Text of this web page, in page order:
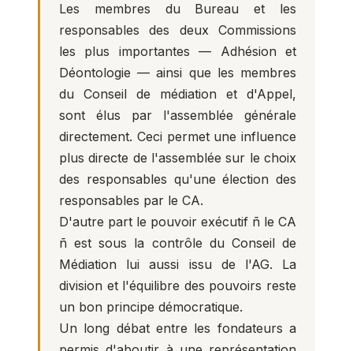
Les membres du Bureau et les
responsables des deux Commissions
les plus importantes — Adhésion et
Déontologie — ainsi que les membres
du Conseil de médiation et d'Appel,
sont élus par l'assemblée générale
directement. Ceci permet une influence
plus directe de l'assemblée sur le choix
des responsables qu'une élection des
responsables par le CA.
D'autre part le pouvoir exécutif ñ le CA
ñ est sous la contrôle du Conseil de
Médiation lui aussi issu de l'AG. La
division et l'équilibre des pouvoirs reste
un bon principe démocratique.
Un long débat entre les fondateurs a